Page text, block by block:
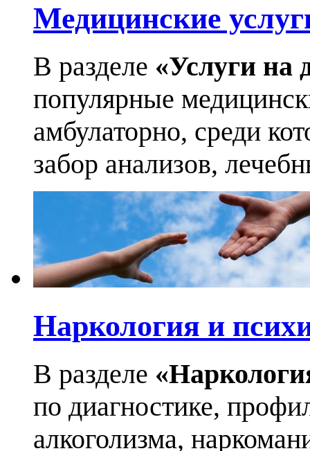
Медицинские
В разделе «Услуги на
популярные
амбулаторно, среди
забор анализов,
Наркология и
В разделе
по диагностике,
алкоголизма,